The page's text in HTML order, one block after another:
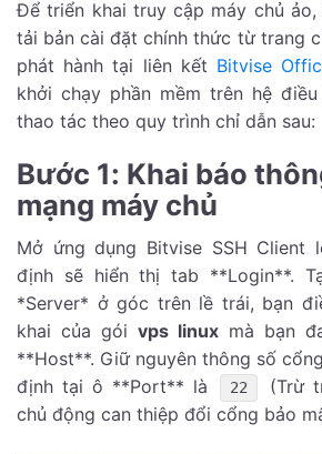
Để triển khai truy cập máy chủ
tải bản cài đặt chính thức từ trang
phát hành tại liên kết Bitvise
khởi chạy phần mềm trên hệ
thao tác theo quy trình chỉ dẫn sau:
Bước 1: Khai báo
mạng máy chủ
Mở ứng dụng Bitvise SSH Client
định sẽ hiển thị tab **Login**.
*Server* ở góc trên lề trái, bạn
khai của gói vps linux mà bạn
**Host**. Giữ nguyên thông số
định tại ô **Port** là
22
(Trừ
chủ động can thiệp đổi cổng bảo